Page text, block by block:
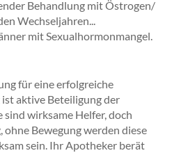
Behandlung mit Östrogen/
Wechseljahren...
mit Sexualhormonmangel.
für eine erfolgreiche
aktive Beteiligung der
wirksame Helfer, doch
Bewegung werden diese
sein. Ihr Apotheker berät